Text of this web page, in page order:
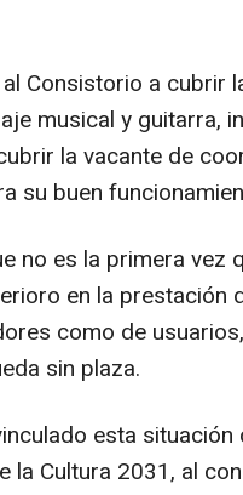
Consistorio a cubrir
musical y guitarra,
la vacante de
su buen
no es la primera vez
en la prestación
como de
sin plaza.
esta
la Cultura 2031, al